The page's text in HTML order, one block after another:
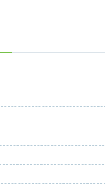
сенсорным
что
типа B